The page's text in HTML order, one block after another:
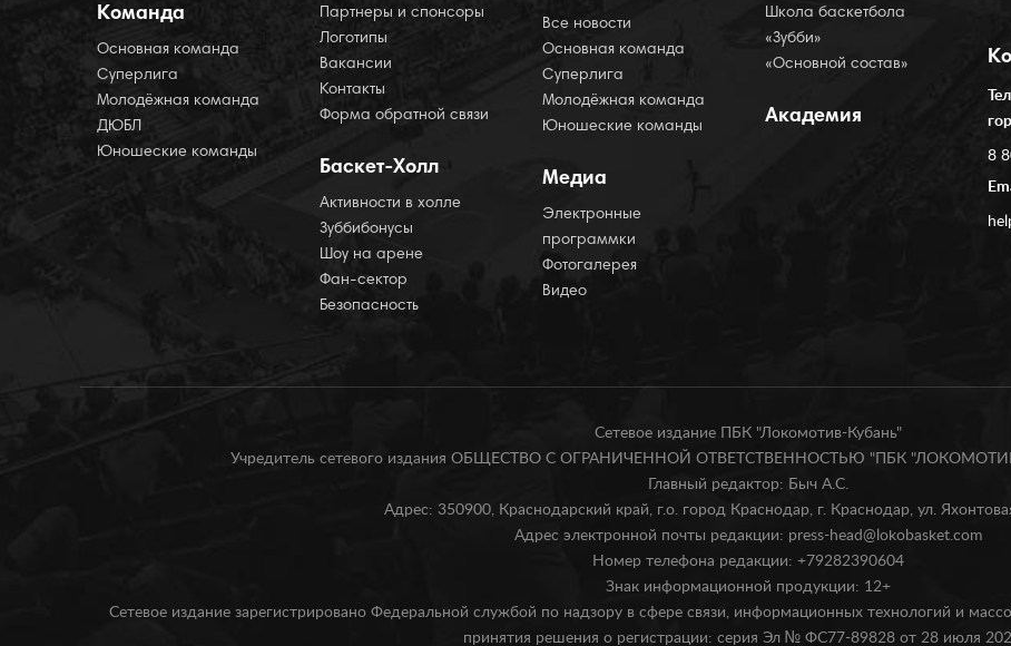
Команда
Основная команда
Суперлига
Молодёжная команда
ДЮБЛ
Юношеские команды
Партнеры и спонсоры
Логотипы
Вакансии
Контакты
Форма обратной связи
Баскет-Холл
Активности в холле
Зуббибонусы
Шоу на арене
Фан-сектор
Безопасность
Все новости
Основная команда
Суперлига
Молодёжная команда
Юношеские команды
Медиа
Электронные
программки
Фотогалерея
Видео
Школа баскетбола
«Зубби»
«Основной состав»
Академия
8
Сетевое издание ПБК "Локомотив-Кубань"
Учредитель сетевого издания ОБЩЕСТВО С ОГРАНИЧЕННОЙ ОТВЕТСТВЕННОСТЬЮ "ПБК
Главный редактор: Быч А.С.
Адрес: 350900, Краснодарский край, г.о. город Краснодар, г. Краснодар, ул.
Адрес электронной почты редакции: press-head@lokobasket.com
Номер телефона редакции: +79282390604
Знак информационной продукции: 12+
Сетевое издание зарегистрировано Федеральной службой по надзору в сфере связи, информационных технологий и
принятия решения о регистрации: серия Эл № ФС77-89828 от 28 июля